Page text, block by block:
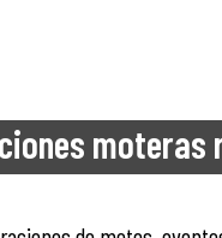
moteras